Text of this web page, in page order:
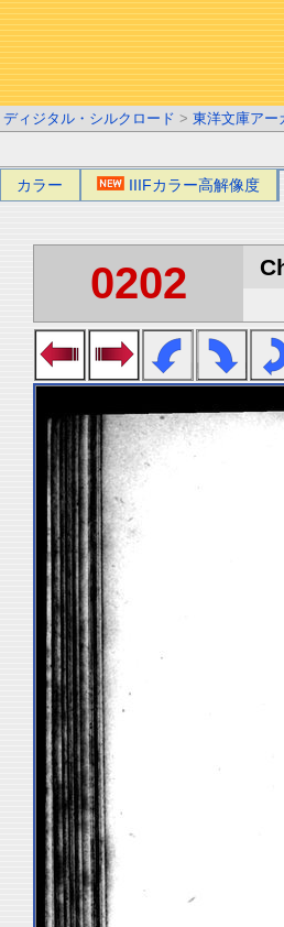
ディジタル・シルクロード > 東洋文庫アー
カラー IIIFカラー高解像度
0202